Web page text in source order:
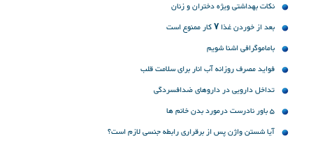
نکات بهداشتی ویژه دختران و زنان
بعد از خوردن غذا ۷ کار ممنوع است
باماموگرافی اشنا شویم
فواید مصرف روزانه آب انار برای سلامت قلب
تداخل دارویی در داروهای ضدافسردگی
5 باور نادرست درمورد بدن خانم ها
آیا شستن واژن پس از برقراری رابطه جنسی لازم است؟